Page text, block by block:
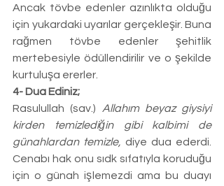
Ancak tövbe edenler azınlıkta olduğu
için yukardaki uyarılar gerçekleşir. Buna
rağmen tövbe edenler şehitlik
mertebesiyle ödüllendirilir ve o şekilde
kurtuluşa ererler.
4- Dua Ediniz;
Rasulullah (sav.) Allahım beyaz giysiyi
kirden temizlediğin gibi kalbimi de
günahlardan temizle, diye dua ederdi.
Cenabı hak onu sıdk sıfatıyla koruduğu
için o günah işlemezdi ama bu duayı